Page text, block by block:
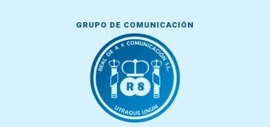
GRUPO DE COMUNICACIÓN